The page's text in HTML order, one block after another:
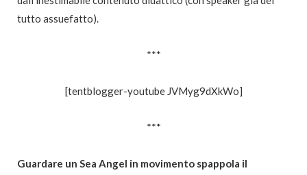
tutto assuefatto).
***
[tentblogger-youtube JVMyg9dXkWo]
***
Guardare un Sea Angel in movimento spappola il